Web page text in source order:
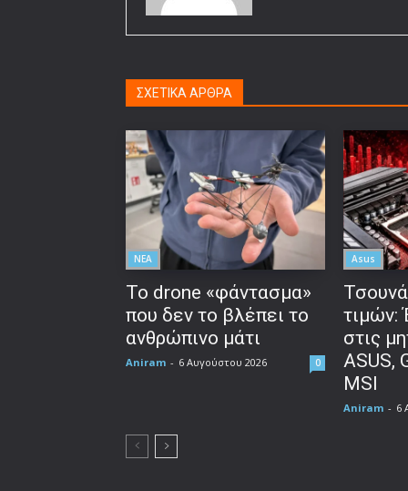
ΣΧΕΤΙΚΑ ΑΡΘΡΑ
ΝΕΑ
Το drone «φάντασμα»
που δεν το βλέπει το
ανθρώπινο μάτι
Aniram - 6 Αυγούστου 2026 0
Asus
τιμών:
στις
ASUS,
MSI
Aniram - 6